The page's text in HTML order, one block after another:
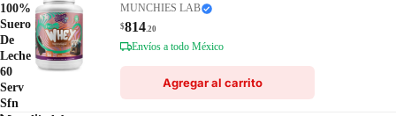
100%
Suero
De
Leche
60
Serv
Sfn
MUNCHIES LAB
$814.20
Envíos a todo México
Agregar al carrito